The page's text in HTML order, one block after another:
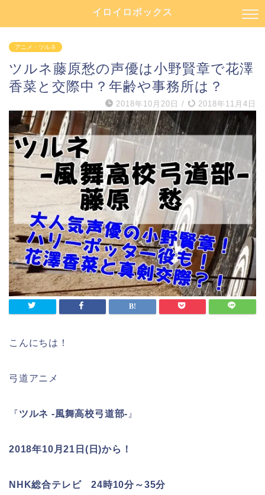
イロイロボックス
アニメ・ツルネ
ツルネ藤原愁の声優は小野賢章で花澤
香菜と交際中？年齢や事務所は？
2018年10月20日 / 2018年11月4日
こんにちは！
弓道アニメ
『ツルネ -風舞高校弓道部- 』
2018年10月21日(日)から！
NHK総合テレビ 24時10分～35分